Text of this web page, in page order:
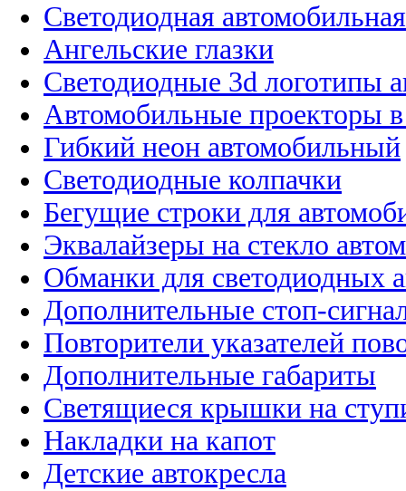
Светодиодная
Ангельские глазки
Светодиодные 3d логотипы
Автомобильные проекторы
Гибкий неон автомобильный
Светодиодные колпачки
Бегущие строки для
Эквалайзеры на стекло
Обманки для светодиодных
Дополнительные стоп-
Повторители указателей
Дополнительные габариты
Светящиеся крышки на
Накладки на капот
Детские автокресла